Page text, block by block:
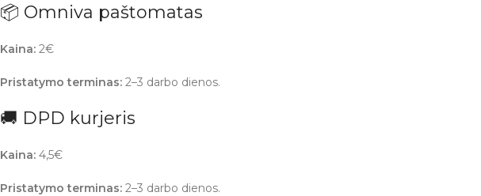
📦 Omniva paštomatas
Kaina: 2€
Pristatymo terminas: 2–3 darbo dienos.
🚚 DPD kurjeris
Kaina: 4,5€
Pristatymo terminas: 2–3 darbo dienos.